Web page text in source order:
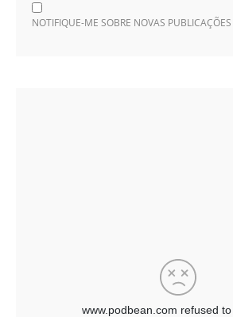
NOTIFIQUE-ME SOBRE NOVAS